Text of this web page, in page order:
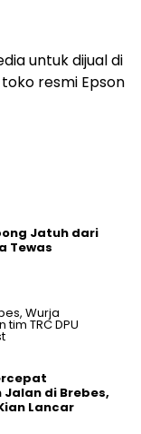
untuk dijual di
resmi Epson
Jatuh dari
Tewas
di Brebes,
Lancar